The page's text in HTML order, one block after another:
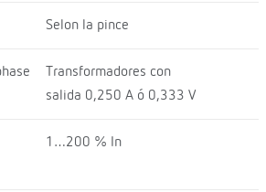
Selon la pince
Transformadores con
salida 0,250 A ó 0,333 V
1…200 % In